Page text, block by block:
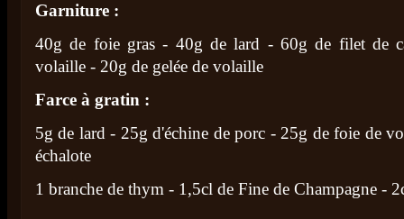
Garniture :
40g de foie gras - 40g de lard - 60g de filet de
volaille - 20g de gelée de volaille
Farce à gratin :
5g de lard - 25g d'échine de porc - 25g de foie de
échalote
1 branche de thym - 1,5cl de Fine de Champagne -